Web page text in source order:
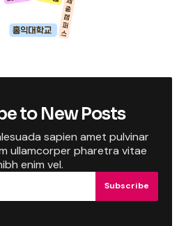
to New Posts
sapien amet pulvinar
ullamcorper pharetra vitae
enim vel.
Subscribe